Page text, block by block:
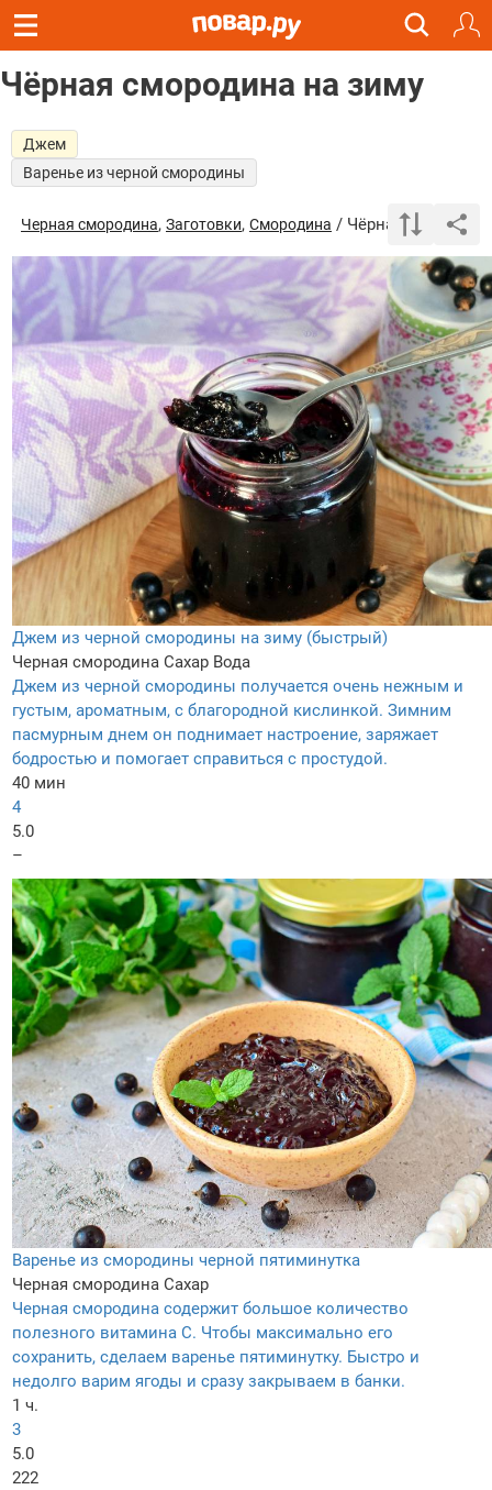
Чёрная смородина на зиму
Джем
Варенье из черной смородины
Черная смородина, Заготовки, Cмородина / Чёрная
Джем из черной смородины на зиму (быстрый)
Черная смородина Сахар Вода
Джем из черной смородины получается очень нежным и
густым, ароматным, с благородной кислинкой. Зимним
пасмурным днем он поднимает настроение, заряжает
бодростью и помогает справиться с простудой.
40 мин
4
5.0
–
Варенье из смородины черной пятиминутка
Черная смородина Сахар
Черная смородина содержит большое количество
полезного витамина С. Чтобы максимально его
сохранить, сделаем варенье пятиминутку. Быстро и
недолго варим ягоды и сразу закрываем в банки.
1 ч.
3
5.0
222